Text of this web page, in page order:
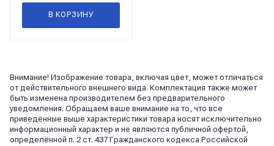
В КОРЗИНУ
Внимание! Изображение товара, включая цвет, может отличаться
от действительного внешнего вида. Комплектация также может
быть изменена производителем без предварительного
уведомления. Обращаем ваше внимание на то, что все
приведённые выше характеристики товара носят исключительно
информационный характер и не являются публичной офертой,
определённой п. 2 ст. 437 Гражданского кодекса Российской